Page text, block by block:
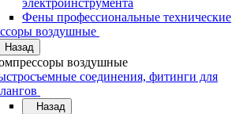
электроинструмента
Фены профессиональные технические
воздушные
Назад
воздушные
соединения, фитинги для
Назад